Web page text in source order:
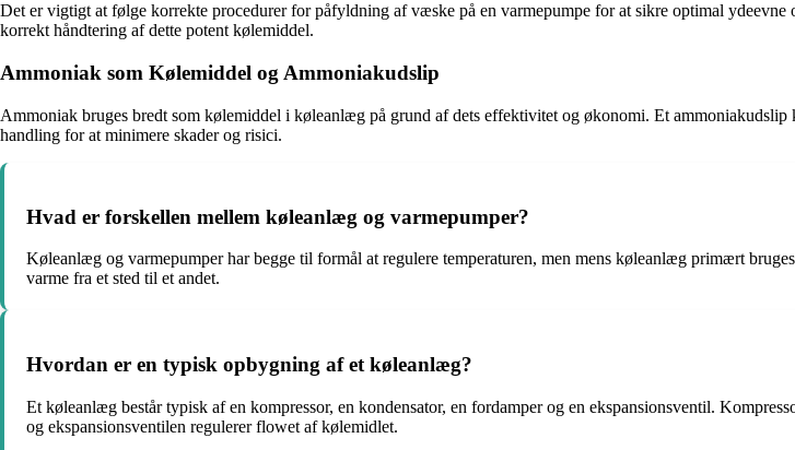
Det er vigtigt at følge korrekte procedurer for påfyldning af væske på en varmepumpe for at sikre optimal
korrekt håndtering af dette potent kølemiddel.
Ammoniak som Kølemiddel og Ammoniakudslip
Ammoniak bruges bredt som kølemiddel i køleanlæg på grund af dets effektivitet og økonomi. Et
handling for at minimere skader og risici.
Hvad er forskellen mellem køleanlæg og varmepumper?
Køleanlæg og varmepumper har begge til formål at regulere temperaturen, men mens køleanlæg primært
varme fra et sted til et andet.
Hvordan er en typisk opbygning af et køleanlæg?
Et køleanlæg består typisk af en kompressor, en kondensator, en fordamper og en ekspansionsventil.
og ekspansionsventilen regulerer flowet af kølemidlet.